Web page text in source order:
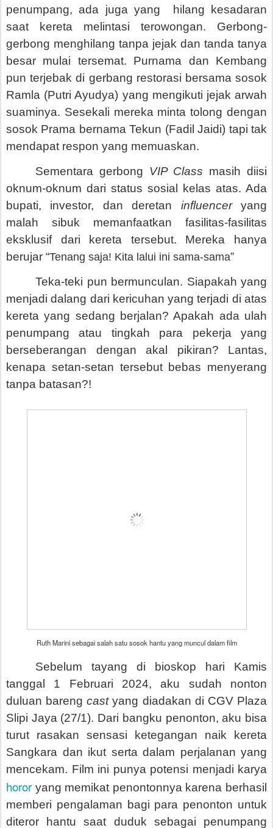
penumpang, ada juga yang hilang kesadaran
saat kereta melintasi terowongan. Gerbong-
gerbong menghilang tanpa jejak dan tanda tanya
besar mulai tersemat. Purnama dan Kembang
pun terjebak di gerbang restorasi bersama sosok
Ramla (Putri Ayudya) yang mengikuti jejak arwah
suaminya. Sesekali mereka minta tolong dengan
sosok Prama bernama Tekun (Fadil Jaidi) tapi tak
mendapat respon yang memuaskan.
Sementara gerbong VIP Class masih diisi
oknum-oknum dari status sosial kelas atas. Ada
bupati, investor, dan deretan influenceryang
malah sibuk memanfaatkan fasilitas-fasilitas
eksklusif dari kereta tersebut. Mereka hanya
berujar “Tenang saja! Kita lalui ini sama-sama”
Teka-teki pun bermunculan. Siapakah yang
menjadi dalang dari kericuhan yang terjadi di atas
kereta yang sedang berjalan? Apakah ada ulah
penumpang atau tingkah para pekerja yang
berseberangan dengan akal pikiran? Lantas,
kenapa setan-setan tersebut bebas menyerang
tanpa batasan?!
Ruth Marini sebagai salah satu sosok hantu yang muncul dalam film
Sebelum tayang di bioskop hari Kamis
tanggal 1 Februari 2024, aku sudah nonton
duluan barengcastyang diadakan di CGV Plaza
Slipi Jaya (27/1). Dari bangku penonton, aku bisa
turut rasakan sensasi ketegangan naik kereta
Sangkara dan ikut serta dalam perjalanan yang
mencekam. Film ini punya potensi menjadi karya
horor yang memikat penontonnya karena berhasil
memberi pengalaman bagi para penonton untuk
diteror hantu saat duduk sebagai penumpang